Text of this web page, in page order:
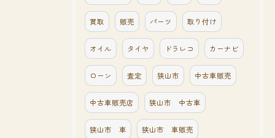
買取 販売 パーツ 取り付け
オイル タイヤ ドラレコ カーナビ
ローン 査定 狭山市 中古車販売
中古車販売店 狭山市 中古車
狭山市 車 狭山市 車販売